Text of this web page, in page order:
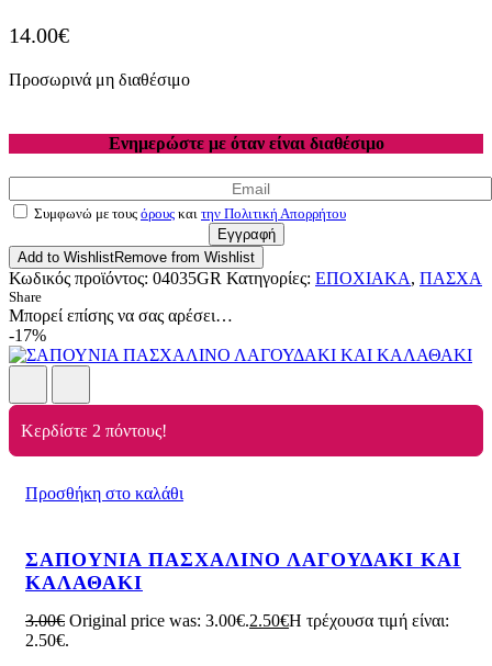
14.00€
Προσωρινά μη διαθέσιμο
Ενημερώστε με όταν είναι διαθέσιμο
Συμφωνώ με τους όρους και την Πολιτική Απορρήτου
Εγγραφή
Add to WishlistRemove from Wishlist
Κωδικός προϊόντος: 04035GR Κατηγορίες: ΕΠΟΧΙΑΚΑ, ΠΑΣΧΑ
Share
Μπορεί επίσης να σας αρέσει…
-17%
Κερδίστε 2 πόντους!
Προσθήκη στο καλάθι
ΣΑΠΟΥΝΙΑ ΠΑΣΧΑΛΙΝΟ ΛΑΓΟΥΔΑΚΙ ΚΑΙ
ΚΑΛΑΘΑΚΙ
3.00€ Original price was: 3.00€.2.50€Η τρέχουσα τιμή είναι:
2.50€.